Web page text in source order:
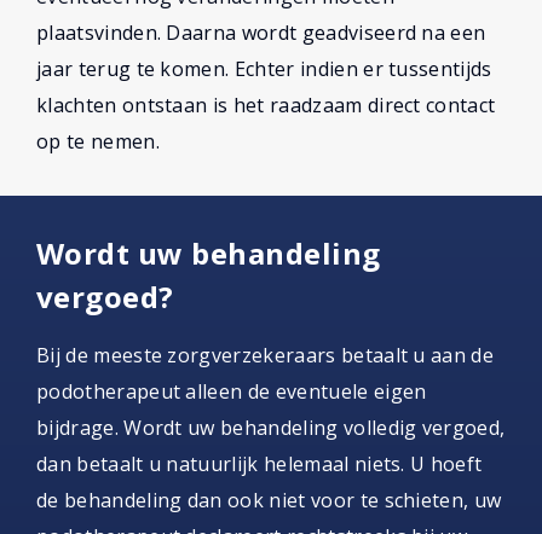
plaatsvinden. Daarna wordt geadviseerd na een
jaar terug te komen. Echter indien er tussentijds
klachten ontstaan is het raadzaam direct contact
op te nemen.
Wordt uw behandeling
vergoed?
Bij de meeste zorgverzekeraars betaalt u aan de
podotherapeut alleen de eventuele eigen
bijdrage. Wordt uw behandeling volledig vergoed,
dan betaalt u natuurlijk helemaal niets. U hoeft
de behandeling dan ook niet voor te schieten, uw